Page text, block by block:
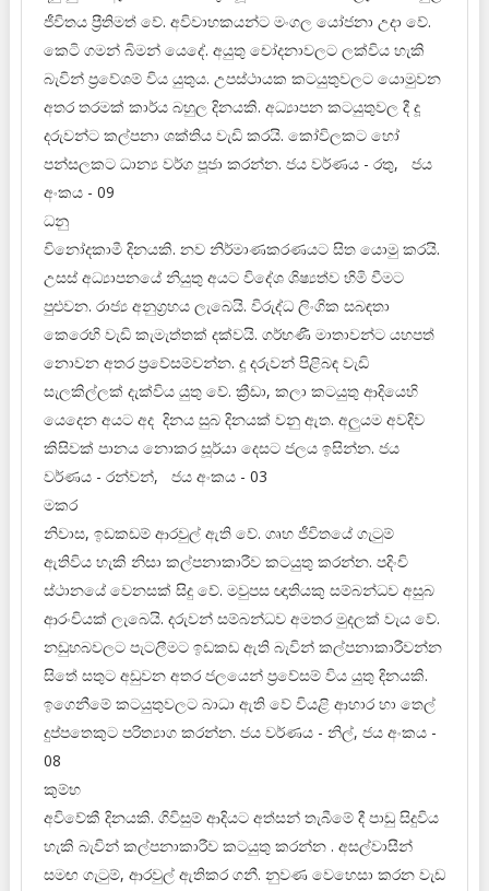
ජීවිතය ප්‍රීතිමත් වේ. අවිවාහකයන්ට මංගල යෝජනා උදා වේ.
කෙටි ගමන් බිමන් යෙදේ. අයුතු චෝදනාවලට ලක්විය හැකි
බැවින් ප්‍රවේශම් විය යුතුය. උපස්ථායක කටයුතුවලට යොමුවන
අතර තරමක් කාර්ය බහුල දිනයකි. අධ්‍යාපන කටයුතුවල දී දූ
දරුවන්ට කල්පනා ශක්තිය වැඩි කරයි. කෝවිලකට හෝ
පන්සලකට ධාන්‍ය වර්ග පූජා කරන්න. ජය වර්ණය - රතු, ජය
අංකය - 09
ධනු
විනෝදකාමී දිනයකි. නව නිර්මාණකරණයට සිත යොමු කරයි.
උසස් අධ්‍යාපනයේ නියුතු අයට විදේශ ශිෂ්‍යත්ව හිමි වීමට
පුළුවන. රාජ්‍ය අනුග්‍රහය ලැබෙයි. විරුද්ධ ලිංගික සබඳතා
කෙරෙහි වැඩි කැමැත්තක් දක්වයි. ගර්භණී මාතාවන්ට යහපත්
නොවන අතර ප්‍රවේසම්වන්න. දූ දරුවන් පිළිබඳ වැඩි
සැලකිල්ලක් දැක්විය යුතු වේ. ක්‍රීඩා, කලා කටයුතු ආදියෙහි
යෙදෙන අයට අද දිනය සුබ දිනයක් වනු ඇත. අලුයම අවදිව
කිසිවක් පානය නොකර සූර්යා දෙසට ජලය ඉසින්න. ජය
වර්ණය - රන්වන්, ජය අංකය - 03
මකර
නිවාස, ඉඩකඩම් ආරවුල් ඇති වේ. ගෘහ ජීවිතයේ ගැටුම්
ඇතිවිය හැකි නිසා කල්පනාකාරීව කටයුතු කරන්න. පදිංචි
ස්ථානයේ වෙනසක් සිදු වේ. මවුපස ඥාතියකු සම්බන්ධව අසුබ
ආරංචියක් ලැබෙයි. දරුවන් සම්බන්ධව අමතර මුදලක් වැය වේ.
නඩුහබවලට පැටලීමට ඉඩකඩ ඇති බැවින් කල්පනාකාරීවන්න
සිතේ සතුට අඩුවන අතර ජලයෙන් ප්‍රවේසම් විය යුතු දිනයකි.
ඉගෙනීමේ කටයුතුවලට බාධා ඇති වේ වියළි ආහාර හා තෙල්
දුප්පතෙකුට පරිත්‍යාග කරන්න. ජය වර්ණය - නිල්, ජය අංකය -
08
කුම්භ
අවිවේකී දිනයකි. ගිවිසුම් ආදියට අත්සන් තැබීමේ දී පාඩු සිදුවිය
හැකි බැවින් කල්පනාකාරීව කටයුතු කරන්න . අසල්වාසීන්
සමඟ ගැටුම්, ආරවුල් ඇතිකර ගනී. නුවණ වෙහෙසා කරන වැඩ